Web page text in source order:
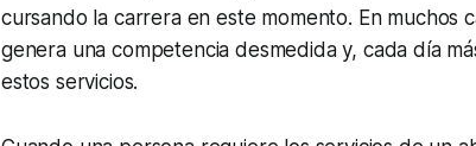
cursando la carrera en este momento. En muchos
genera una competencia desmedida y, cada día
estos servicios.